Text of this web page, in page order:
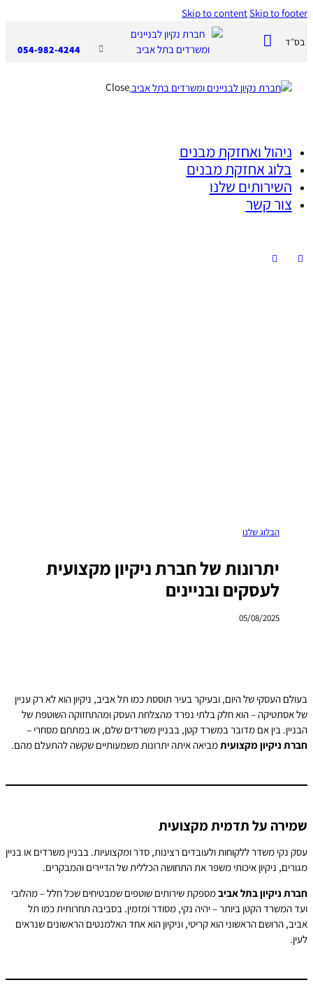
Skip to content Skip to
בס״ד
054-982-4244
Close
ניהול ואחזקת מבנים
בלוג אחזקת מבנים
השירותים שלנו
צור קשר
הבלוג שלנו
יתרונות של חברת ניקיון מקצועית
לעסקים ובניינים
05/08/2025
העסקי של היום, ובעיקר בעיר תוססת כמו תל אביב, ניקיון הוא לא רק עניין
אסתטיקה – הוא חלק בלתי נפרד מהצלחת העסק ומהתחזוקה השוטפת של
בין אם מדובר במשרד קטן, בבניין משרדים שלם, או במתחם מסחרי –
ניקיון מקצועיתמביאה איתה יתרונות משמעותיים שקשה להתעלם מהם.
על תדמית מקצועית
נקי משדר ללקוחות ולעובדים רצינות, סדר ומקצועיות. בבניין משרדים או בניין
ניקיון איכותי משפר את התחושה הכללית של הדיירים והמבקרים.
ניקיון בתל אביבמספקת שירותים שוטפים שמבטיחים שכל חלל – מהלובי
המשרד הקטן ביותר – יהיה נקי, מסודר ומזמין. בסביבה תחרותית כמו תל
הרושם הראשוני הוא קריטי, וניקיון הוא אחד האלמנטים הראשונים שנראים